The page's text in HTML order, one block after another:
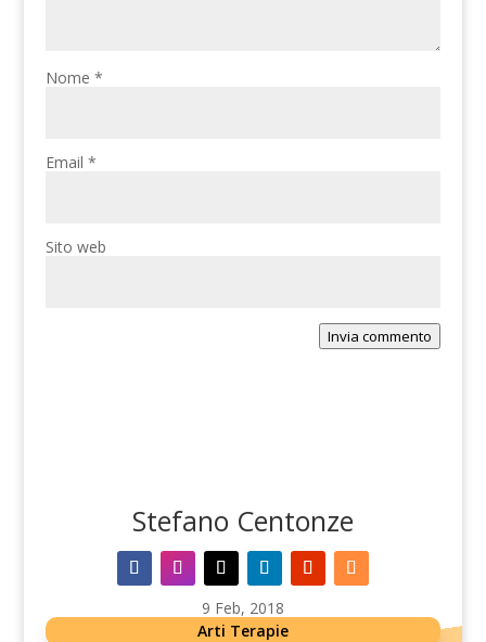
Nome*
Email*
Sito web
Invia commento
Stefano Centonze
9 Feb, 2018
Arti Terapie